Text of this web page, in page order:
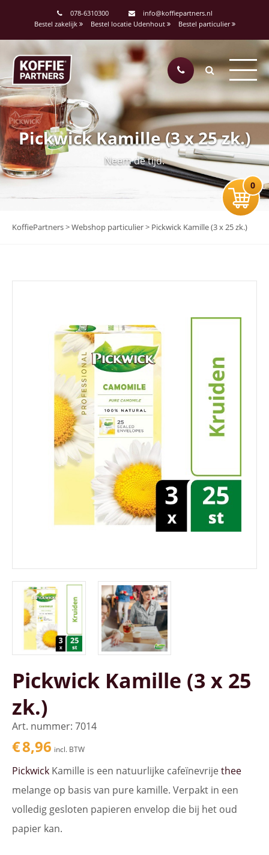
078-6310300
info@koffiepartners.nl
Bestel zakelijk
Bestel locatie Udenhout Bestel particulier
Pickwick Kamille (3 x 25 zk.)
Neem de tijd.
0
KoffiePartners>Webshop particulier> Pickwick Kamille (3 x 25 zk.)
Pickwick Kamille (3 x 25
zk.)
Art. nummer: 7014
€8,96 incl. BTW
Pickwick Kamille is een natuurlijke cafeïnevrije thee
melange op basis van pure kamille. Verpakt in een
volledig gesloten papieren envelop die bij het oud
papier kan.